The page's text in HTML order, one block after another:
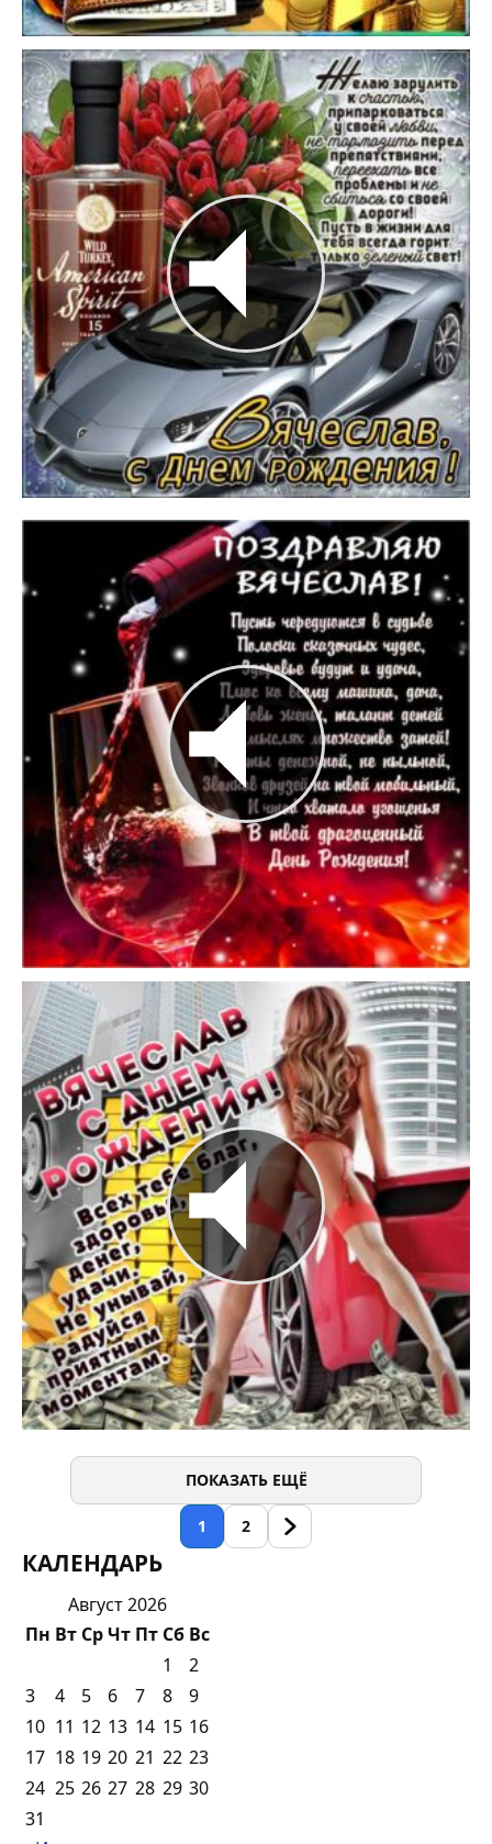
ПОКАЗАТЬ ЕЩЁ
1 2
КАЛЕНДАРЬ
Август 2026
Пн Вт СрЧт Пт Сб Вс
1
2
3
4 5 6 7 8
9
10 11 12 13 14 15 16
17 18 19 20 21 22 23
24 25 26 27 28 29 30
31